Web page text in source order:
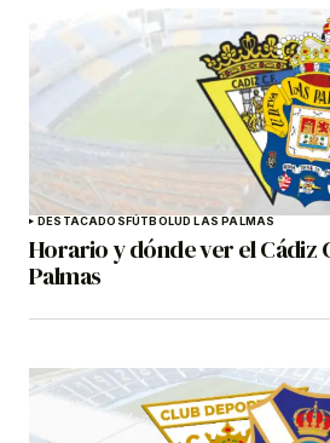
DESTACADOSFÚTBOLUD LAS PALMAS
Horario y dónde ver el Cádiz
Palmas